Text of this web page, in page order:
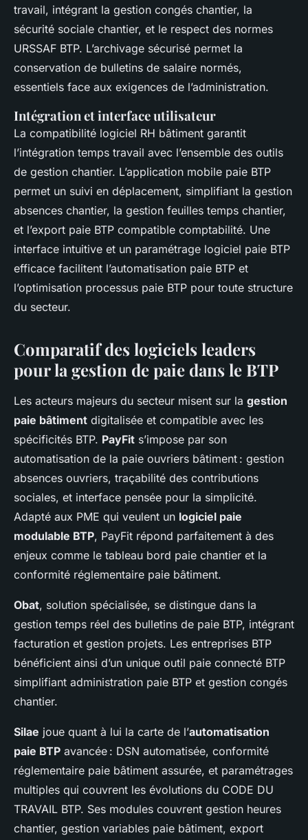
travail, intégrant la gestion congés chantier, la
sécurité sociale chantier, et le respect des normes
URSSAF BTP. L’archivage sécurisé permet la
conservation de bulletins de salaire normés,
essentiels face aux exigences de l’administration.
Intégration et interface utilisateur
La compatibilité logiciel RH bâtiment garantit
l’intégration temps travail avec l’ensemble des outils
de gestion chantier. L’application mobile paie BTP
permet un suivi en déplacement, simplifiant la gestion
absences chantier, la gestion feuilles temps chantier,
et l’export paie BTP compatible comptabilité. Une
interface intuitive et un paramétrage logiciel paie BTP
efficace facilitent l’automatisation paie BTP et
l’optimisation processus paie BTP pour toute structure
du secteur.
Comparatif des logiciels leaders
pour la gestion de paie dans le BTP
Les acteurs majeurs du secteur misent sur la gestion
paie bâtiment digitalisée et compatible avec les
spécificités BTP. PayFit s’impose par son
automatisation de la paie ouvriers bâtiment : gestion
absences ouvriers, traçabilité des contributions
sociales, et interface pensée pour la simplicité.
Adapté aux PME qui veulent un logiciel paie
modulable BTP, PayFit répond parfaitement à des
enjeux comme le tableau bord paie chantier et la
conformité réglementaire paie bâtiment.
Obat, solution spécialisée, se distingue dans la
gestion temps réel des bulletins de paie BTP, intégrant
facturation et gestion projets. Les entreprises BTP
bénéficient ainsi d’un unique outil paie connecté BTP
simplifiant administration paie BTP et gestion congés
chantier.
Silae joue quant à lui la carte de l’automatisation
paie BTP avancée : DSN automatisée, conformité
réglementaire paie bâtiment assurée, et paramétrages
multiples qui couvrent les évolutions du CODE DU
TRAVAIL BTP. Ses modules couvrent gestion heures
chantier, gestion variables paie bâtiment, export